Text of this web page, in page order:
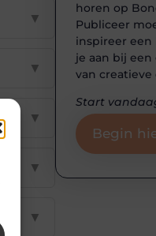
▼
▼
▼
▼
▼
horen op
Publiceer
inspireer
je aan bij
van creatieve
Start
Begin